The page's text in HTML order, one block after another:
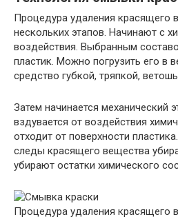
Процедура удаления красящего
нескольких этапов. Начинают с
воздействия. Выбранным
пластик. Можно погрузить его в
средство губкой, тряпкой,
Затем начинается механический
вздувается от воздействия
отходит от поверхности
следы красящего вещества
убирают остатки химического
Процедура удаления красящего